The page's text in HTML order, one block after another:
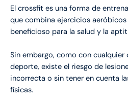
Crossfit
El crossfit es una forma de
que combina ejercicios
beneficioso para la salud y la
Sin embargo, como con
deporte, existe el riesgo de
incorrecta o sin tener en cuenta
físicas.